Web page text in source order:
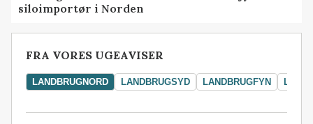
siloimportør i Norden
FRA VORES UGEAVISER
LANDBRUGNORD LANDBRUGSYD LANDBRUGFYN